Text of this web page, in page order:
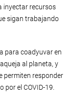
inyectar recursos
sigan trabajando
para coadyuvar en
al planeta, y
permiten responder
por el COVID-19.